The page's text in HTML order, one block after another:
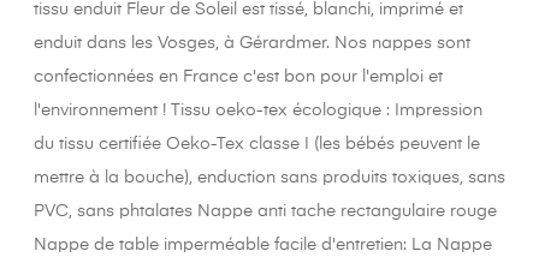
tissu enduit Fleur de Soleil est tissé, blanchi, imprimé et
enduit dans les Vosges, à Gérardmer. Nos nappes sont
confectionnées en France c'est bon pour l'emploi et
l'environnement ! Tissu oeko-tex écologique : Impression
du tissu certifiée Oeko-Tex classe I (les bébés peuvent le
mettre à la bouche), enduction sans produits toxiques, sans
PVC, sans phtalates Nappe anti tache rectangulaire rouge
Nappe de table imperméable facile d'entretien: La Nappe